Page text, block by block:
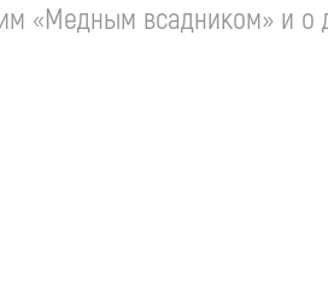
«Медным всадником» и о